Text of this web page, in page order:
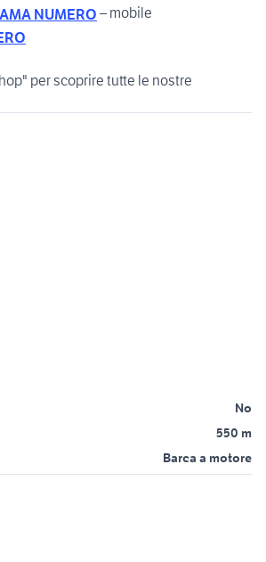
NUMERO – mobile
per scoprire tutte le nostre
No
550 m
Barca a motore